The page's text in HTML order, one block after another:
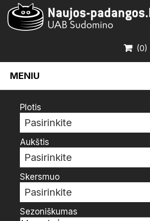
(0)
MENIU
Plotis
Pasirinkite
Aukštis
Pasirinkite
Skersmuo
Pasirinkite
Sezoniškumas